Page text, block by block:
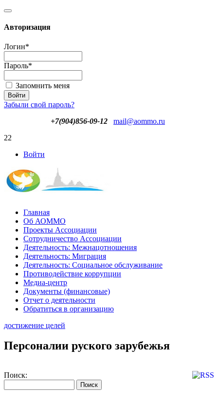
Авторизация
Логин*
Пароль*
Запомнить меня
Забыли свой пароль?
+7(904)856-09-12
mail@aommo.ru
22
Войти
Главная
Об АОММО
Проекты Ассоциации
Сотрудничество Ассоциации
Деятельность: Межнацотношения
Деятельность: Миграция
Деятельность: Социальное обслуживание
Противодействие коррупции
Медиа-центр
Документы (финансовые)
Отчет о деятельности
Обратиться в организацию
достижение целей
Персоналии руского зарубежья
Поиск: